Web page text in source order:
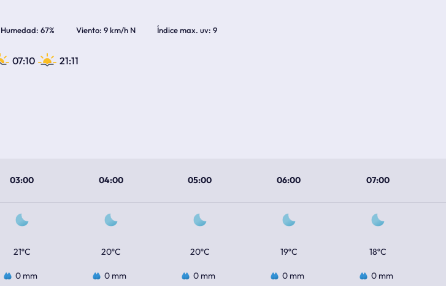
Humedad 67% Viento 9 km/h N Índice max. uv 9
07:10 21:11
03:00 04:00 05:00 06:00 07:00
21ºC 20ºC 20ºC 19ºC 18ºC
0 mm 0 mm 0 mm 0 mm 0 mm